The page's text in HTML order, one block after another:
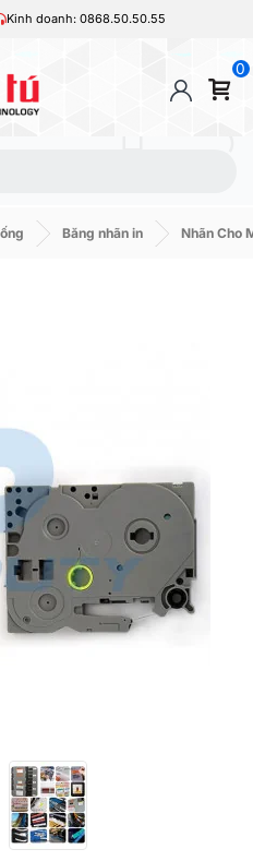
Kinh doanh: 0868.50.50.55
0
Băng nhãn in Nhãn Cho